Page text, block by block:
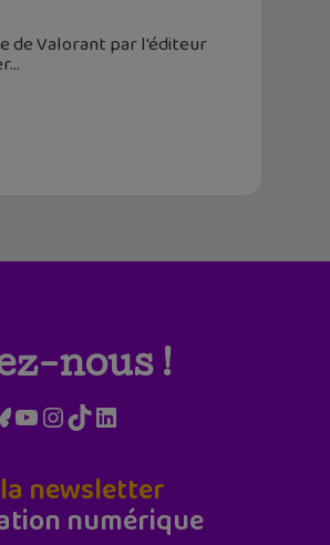
de Valorant par l'éditeur
nous !
YouTube
Instagram
TikTokLinkedIn
la newsletter
numérique